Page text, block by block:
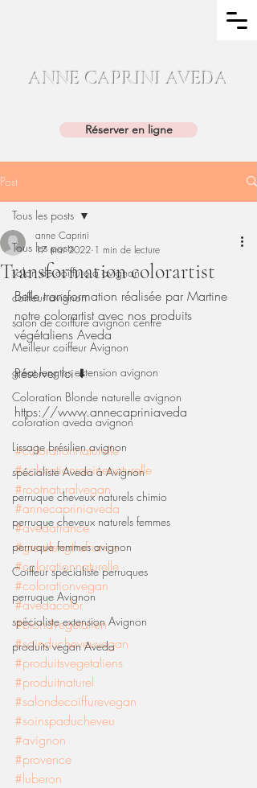
ANNE CAPRINI AVEDA
Réserver en ligne
Post
Tous les posts
salon de coiffure à avignon
coiffeur avignon
salon de coiffure avignon centre
Meilleur coiffeur Avignon
great lengths extension avignon
Coloration Blonde naturelle avignon
coloration aveda avignon
Lissage brésilien avignon
spécialiste Aveda à Avignon
perruque cheveux naturels chimio
perruque cheveux naturels femmes
perruque femmes avignon
Coiffeur spécialiste perruques
perruque Avignon
spécialiste extension Avignon
produits vegan Aveda
Tous les posts
Transformation colorartist
anne Caprini
17 mai 2022 1 min de lecture
Belle transformation réalisée par Martine
notre colorartist avec nos produits
végétaliens Aveda
Réserver ici ⬇️
https://www.annecapriniaveda
#colorationnaturelle
#colorationracinenaturelle
#rootnaturalvegan
#annecapriniaveda
#avedafrance
#greatlengthsfrance
#colorationnaturelle
#colorationvegan
#avedacolor
#blondvegetalien
#soinducheveuvegan
#produitsvegetaliens
#produitnaturel
#salondecoiffurevegan
#soinspaducheveu
#avignon
#provence
#luberon